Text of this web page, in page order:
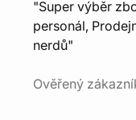
"Super výběr
personál,
nerdů"
Ověřený